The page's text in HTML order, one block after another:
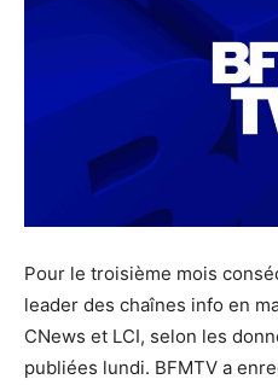
Pour le troisième mois
leader des chaînes info en
CNews et LCI, selon les
publiées lundi. BFMTV a